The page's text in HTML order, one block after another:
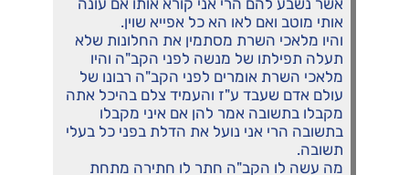
אשר נשבע להם הרי אני קורא אותו אם עונה
אותי מוטב ואם לאו הא כל אפייא שוין.
והיו מלאכי השרת מסתמין את החלונות שלא
תעלה תפילתו של מנשה לפני הקב"ה והיו
מלאכי השרת אומרים לפני הקב"ה רבונו של
עולם אדם שעבד ע"ז והעמיד צלם בהיכל אתה
מקבלו בתשובה אמר להן אם איני מקבלו
בתשובה הרי אני נועל את הדלת בפני כל בעלי
תשובה.
מה עשה לו הקב"ה חתר לו חתירה מתחת